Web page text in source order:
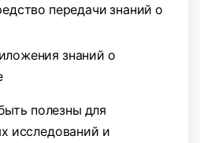
передачи знаний о
знаний о
полезны для
исследований и